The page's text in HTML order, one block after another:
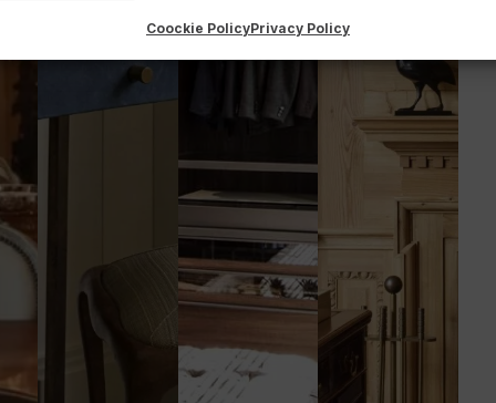
Coockie PolicyPrivacy Policy